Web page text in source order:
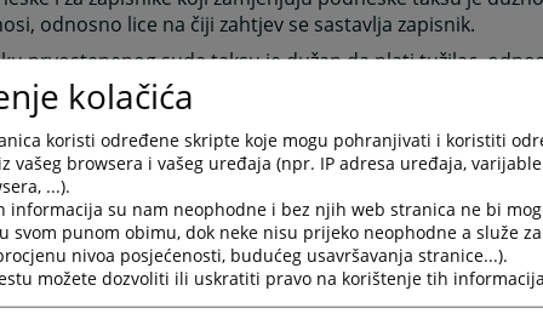
odnosno lice na čiji zahtjev se sastavlja zapisnik.
prvostepenog suda taksu je dužan da plati tužilac,
poravnanje taksu su dužne da plate obje strane,
ugovoreno.
drugostepenog suda i za odluku po vanrednom
je dužan da plati podnosilac žalbe, odnosno lice u
postupak po vanrednom pravnom sredstvu.
(tužba, prijedlog, pravni lijek i dr.) OBAVEZO se
taksi.
plaćanja takse nastaje:
kolačića
koristi određene skripte koje mogu pohranjivati i koristiti
vašeg browsera i vašeg uređaja (npr. IP adresa uređaja,
...).
informacija su nam neophodne i bez njih web stranica ne bi
svom punom obimu, dok neke nisu prijeko neophodne a služe
nivoa posjećenosti, budućeg usavršavanja stranice...).
možete dozvoliti ili uskratiti pravo na korištenje tih